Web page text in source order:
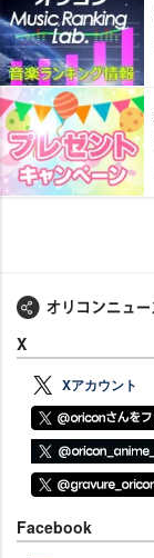
X
Xアカウント
Facebook